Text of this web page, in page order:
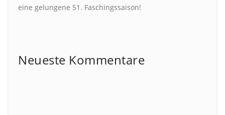
eine gelungene 51. Faschingssaison!
Neueste Kommentare